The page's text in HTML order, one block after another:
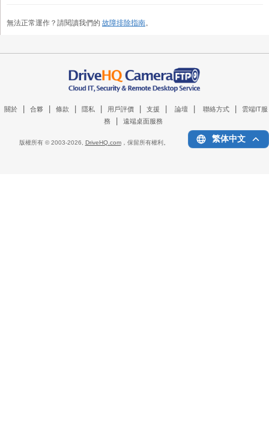
無法正常運作？請閱讀我們的 故障排除指南。
關於 合夥 條款 隱私 用戶評價 支援 論壇 聯絡方式
雲端IT服
務
遠端桌面服務
版權所有 © 2003-2026, DriveHQ.com，保留所有權利。 繁体中文